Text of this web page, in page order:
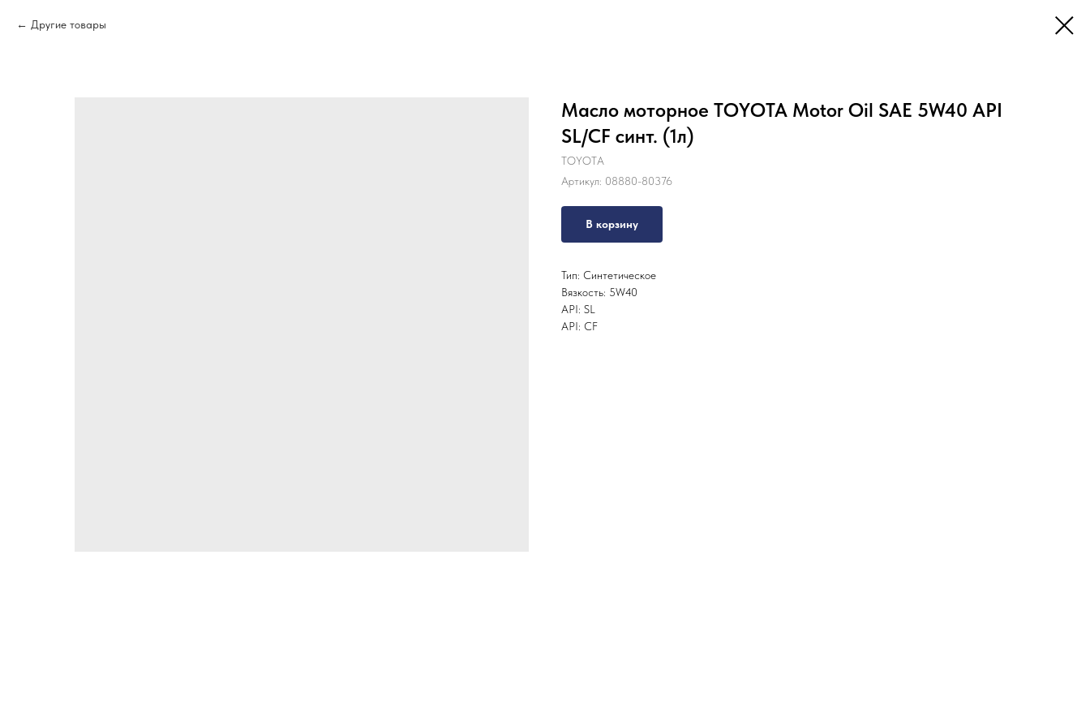
Другие товары
Масло моторное TOYOTA Motor Oil SAE 5W40 API
SL/CF синт. (1л)
TOYOTA
Артикул: 08880-80376
В корзину
Тип: Синтетическое
Вязкость: 5W40
API: SL
API: CF